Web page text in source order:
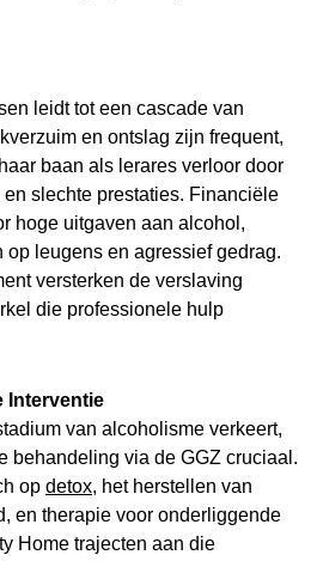
leidt tot een cascade van
en ontslag zijn frequent,
baan als lerares verloor door
slechte prestaties. Financiële
hoge uitgaven aan alcohol,
leugens en agressief gedrag.
versterken de verslaving
die professionele hulp
Interventie
van alcoholisme verkeert,
behandeling via de GGZ cruciaal.
op detox, het herstellen van
en therapie voor onderliggende
Home trajecten aan die